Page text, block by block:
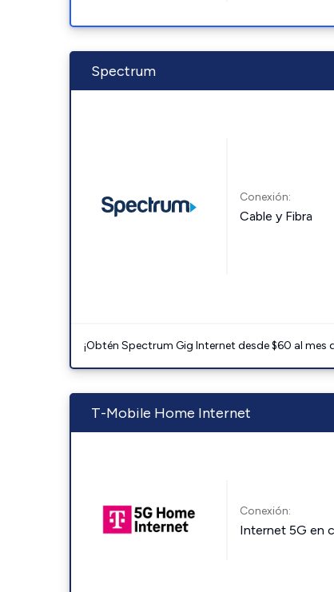
Spectrum
Conexión:
Cable y Fibra
¡Obtén Spectrum Gig Internet desde $60 al
T-Mobile Home Internet
Conexión:
Internet 5G en